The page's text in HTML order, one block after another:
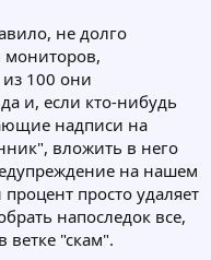
не долго
мониторов,
100 они
и, если кто-нибудь
надписи на
вложить в него
на нашем
просто удаляет
напоследок все,
ветке "скам".